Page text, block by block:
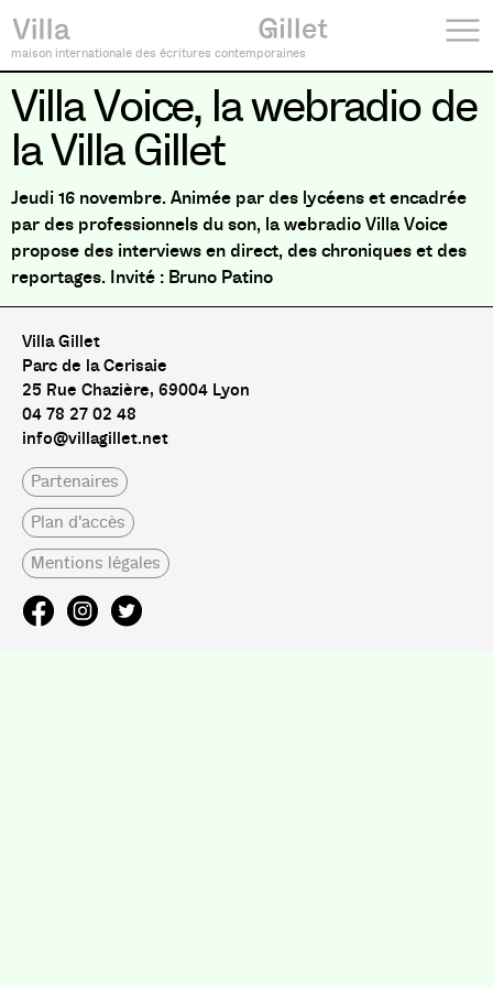
maison internationale des écritures contemporaines
Villa Voice, la webradio de
la Villa Gillet
Jeudi 16 novembre. Animée par des lycéens et encadrée
par des professionnels du son, la webradio Villa Voice
propose des interviews en direct, des chroniques et des
reportages. Invité : Bruno Patino
Villa Gillet
Parc de la Cerisaie
25 Rue Chazière, 69004 Lyon
04 78 27 02 48
info@villagillet.net
Partenaires
Plan d'accès
Mentions légales